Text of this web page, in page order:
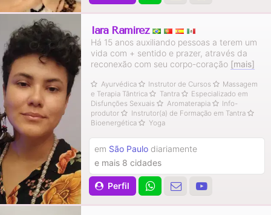
Iara Ramirez
Há 15 anos auxiliando pessoas a terem um
vida com + sentido e prazer, através da
reconexão com seu corpo-coração [mais]
Ayurvédica Instrutor de Cursos
Massagem
e Terapia Tântrica
Tantra
Especializado em
Disfunções Sexuais
Aromaterapia
Info-
produtor
Instrutor(a) de Formação em Tantra
Bioenergética
Yoga
Perfil
em São Paulo diariamente
e mais 8 cidades